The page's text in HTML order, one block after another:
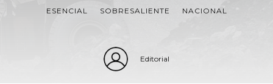
ESENCIAL SOBRESALIENTE NACIONAL
Editorial